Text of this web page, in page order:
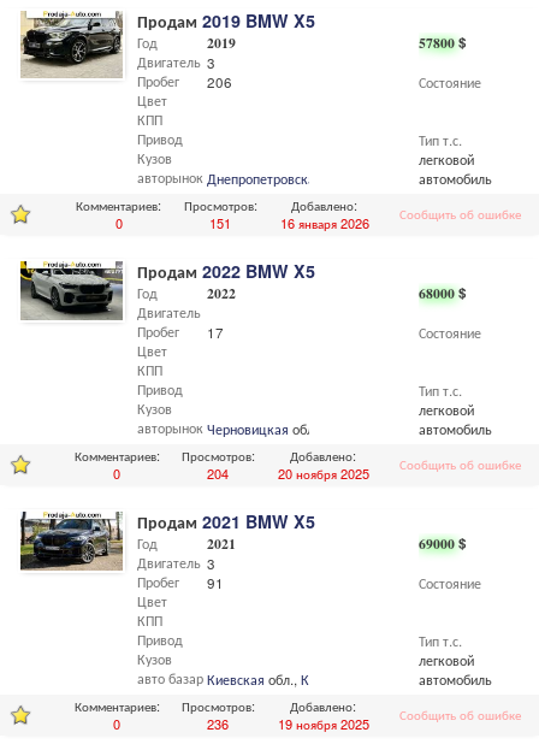
Продам 2019 BMW X5
57800$
Состояние
Тип т.с.
легковой
автомобиль
Год
Двигатель
Пробег
Цвет
КПП
Привод
Кузов
авторынок
2019
3
206
Днепропетровская
Днепродзержинск
Комментариев:
0
Просмотров:
151
Добавлено:
16 января 2026
Сообщить об ошибке
Продам 2022 BMW X5
68000$
Состояние
Тип т.с.
легковой
автомобиль
Год
Двигатель
Пробег
Цвет
КПП
Привод
Кузов
авторынок
2022
17
Черновицкая обл.,
Комментариев:
0
Просмотров:
204
Добавлено:
20 ноября 2025
Сообщить об ошибке
Продам 2021 BMW X5
69000$
Состояние
Тип т.с.
легковой
автомобиль
Год
Двигатель
Пробег
Цвет
КПП
Привод
Кузов
авто базар
2021
3
91
Киевская обл.,Киев
Комментариев:
0
Просмотров:
236
Добавлено:
19 ноября 2025
Сообщить об ошибке